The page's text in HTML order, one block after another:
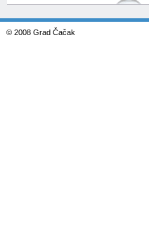
© 2008 Grad Čačak